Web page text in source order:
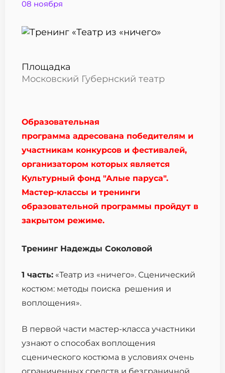
08 ноября
Площадка
Московский Губернский театр
Образовательная
программа адресована победителям и
участникам конкурсов и фестивалей,
организатором которых является
Культурный фонд "Алые паруса".
Мастер-классы и тренинги
образовательной программы пройдут в
закрытом режиме.
Тренинг Надежды Соколовой
1 часть: «Театр из «ничего». Сценический
костюм: методы поиска решения и
воплощения».
В первой части мастер-класса участники
узнают о способах воплощения
сценического костюма в условиях очень